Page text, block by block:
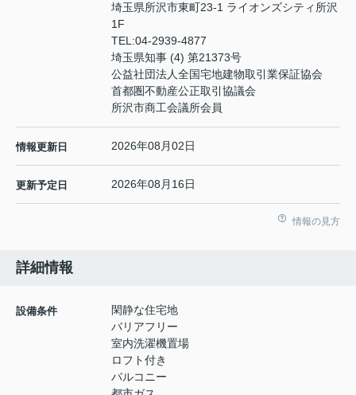
埼玉県所沢市東町23-1 ライオンズシティ所沢
1F
TEL:04-2939-4877
埼玉県知事 (4) 第21373号
公益社団法人全国宅地建物取引業保証協会
首都圏不動産公正取引協議会
所沢市商工会議所会員
情報更新日 2026年08月02日
更新予定日 2026年08月16日
情報の見方
詳細情報
設備条件
閑静な住宅地
バリアフリー
室内洗濯機置場
ロフト付き
バルコニー